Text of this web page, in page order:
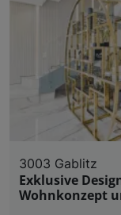
3003 Gablitz
Exklusive
Wohnkonzept